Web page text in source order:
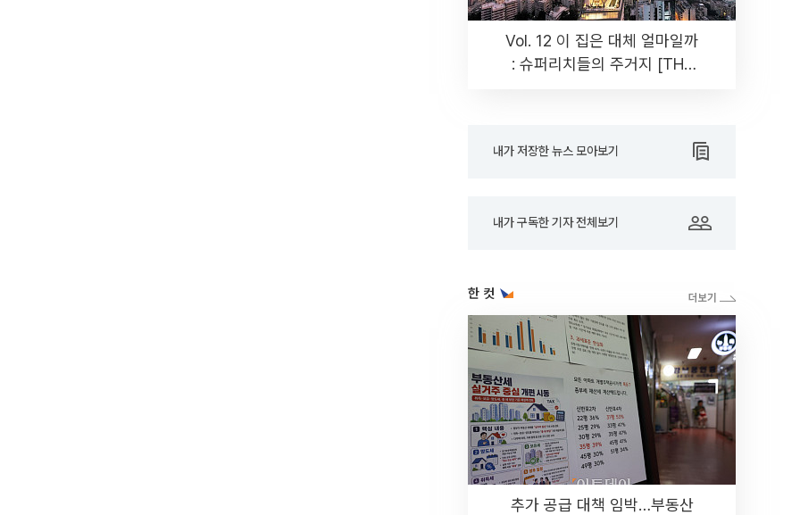
Vol. 12 이 집은 대체 얼마일까
: 슈퍼리치들의 주거지 [THE
내가 저장한 뉴스 모아보기
내가 구독한 기자 전체보기
한 컷
추가 공급 대책 임박…부동산